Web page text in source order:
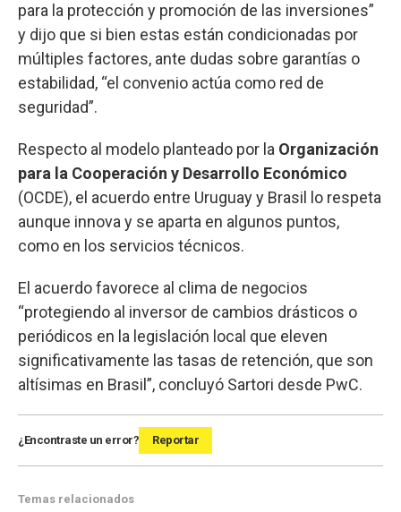
para la protección y promoción de las inversiones”
y dijo que si bien estas están condicionadas por
múltiples factores, ante dudas sobre garantías o
estabilidad, “el convenio actúa como red de
seguridad”.
Respecto al modelo planteado por la Organización
para la Cooperación y Desarrollo Económico
(OCDE), el acuerdo entre Uruguay y Brasil lo respeta
aunque innova y se aparta en algunos puntos,
como en los servicios técnicos.
El acuerdo favorece al clima de negocios
“protegiendo al inversor de cambios drásticos o
periódicos en la legislación local que eleven
significativamente las tasas de retención, que son
altísimas en Brasil”, concluyó Sartori desde PwC.
¿Encontraste un error? Reportar
Temas relacionados